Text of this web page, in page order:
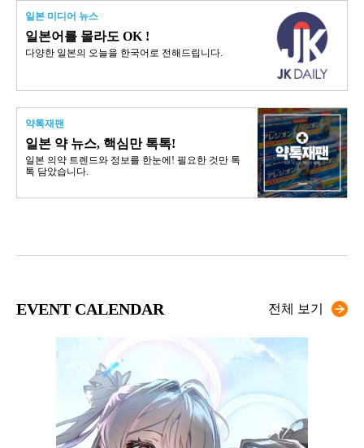
일본 미디어 뉴스
일본어를 몰라도 OK !
다양한 일본의 오늘을 한국어로 전해드립니다.
약톡재팬
일본 약 뉴스, 핵심만 톡톡!
일본 의약 트렌드와 정보를 한눈에! 필요한 것만 톡
톡 담았습니다.
EVENT CALENDAR 전체 보기